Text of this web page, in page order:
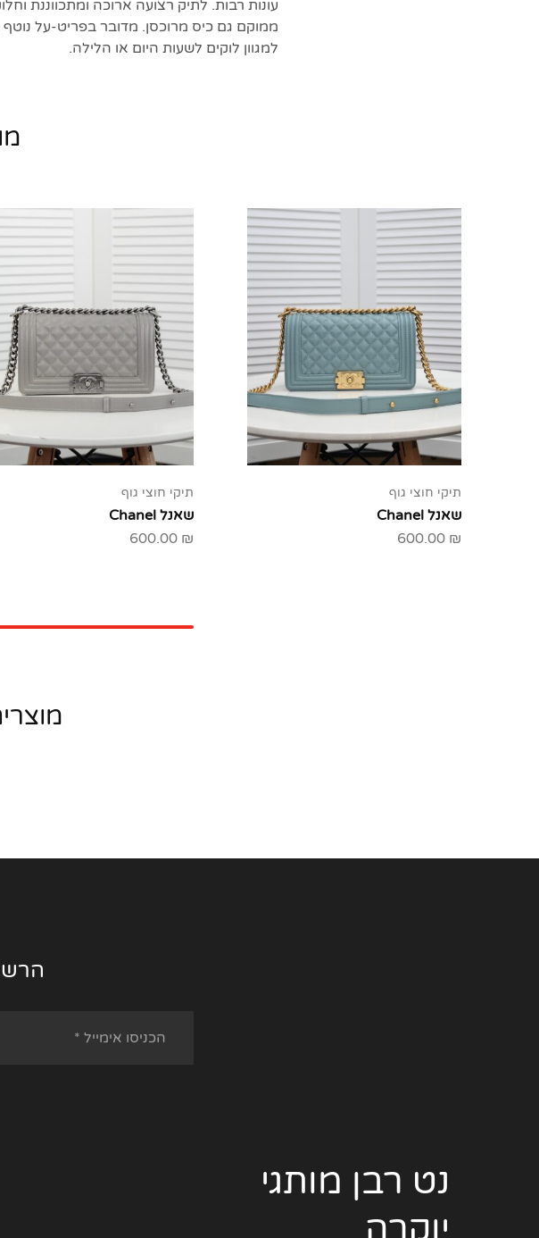
עונות רבות. לתיק רצועה ארוכה ומתכווננת
ממוקם גם כיס מרוכסן. מדובר בפריט-על
למגוון לוקים לשעות היום או הלילה.
תיקי חוצי גוף
שאנל Chanel
600.00 ₪
תיקי חוצי גוף
שאנל Chanel
600.00 ₪
נט רבן מותגי
יוקרה